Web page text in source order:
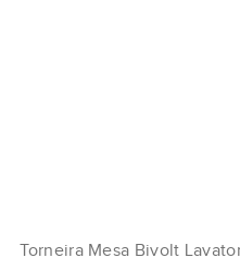
Torneira Mesa Bivolt